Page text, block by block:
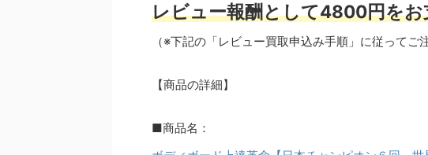
レビュー報酬として4800円を
（※下記の「レビュー買取申込み手順」に従ってご
【商品の詳細】
■商品名：